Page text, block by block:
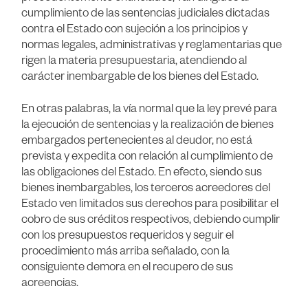
cumplimiento de las sentencias judiciales dictadas
contra el Estado con sujeción a los principios y
normas legales, administrativas y reglamentarias que
rigen la materia presupuestaria, atendiendo al
carácter inembargable de los bienes del Estado.
En otras palabras, la vía normal que la ley prevé para
la ejecución de sentencias y la realización de bienes
embargados pertenecientes al deudor, no está
prevista y expedita con relación al cumplimiento de
las obligaciones del Estado. En efecto, siendo sus
bienes inembargables, los terceros acreedores del
Estado ven limitados sus derechos para posibilitar el
cobro de sus créditos respectivos, debiendo cumplir
con los presupuestos requeridos y seguir el
procedimiento más arriba señalado, con la
consiguiente demora en el recupero de sus
acreencias.